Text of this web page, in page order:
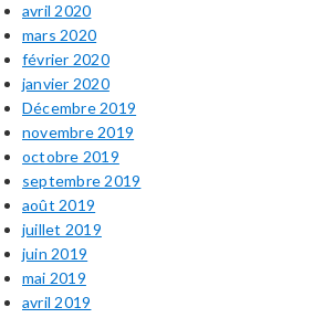
avril 2020
mars 2020
février 2020
janvier 2020
Décembre 2019
novembre 2019
octobre 2019
septembre 2019
août 2019
juillet 2019
juin 2019
mai 2019
avril 2019